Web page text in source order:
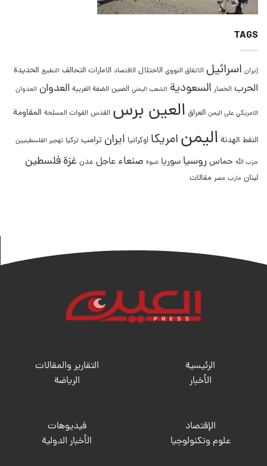
TAGS
إيران اسرائيل الاتفاق النووي الاحتلال الاقتصاد الامارات التحالف التطبيع الحديدة
الحرب الحصار السعودية الشعب اليمني الصين الضفة الغربية العدوان العدوان
الامريكي على اليمن العراق العين برس القدس القوات المسلحة المقاومة
النفط الهدنة اليمنامريكا اوكرانيا ايران ترامب تركيا تهجير الفلسطينيين
حزب الله حماس روسيا سوريا شبوة صنعاء عاجل عدن غزةفلسطين
لبنان مارب مصر مقالات
الرئيسية
الأخبار
التقارير والمقالات
الریاضة
الإقتصاد
علوم وتكنولوجيا
فيديوهات
الأخبار الدولية